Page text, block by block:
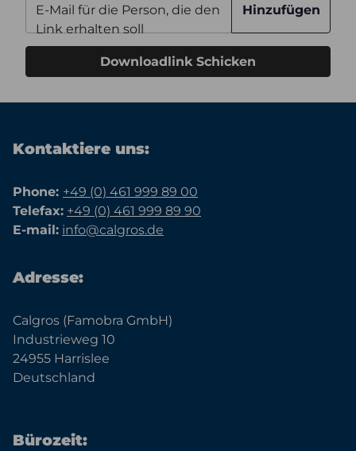
E-Mail für die Person, die den
Link erhalten soll
Hinzufügen
Downloadlink Schicken
Kontaktiere uns:
Phone: +49 (0) 461 999 89 00
Telefax: +49 (0) 461 999 89 90
E-mail: info@calgros.de
Adresse:
Calgros (Famobra GmbH)
Industrieweg 10
24955 Harrislee
Deutschland
Bürozeit: